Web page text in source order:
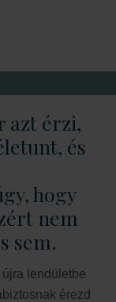
azt érzi,
és
hogy
nem
sem.
lendületbe
érezd